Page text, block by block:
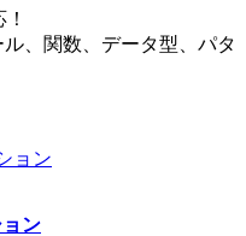
、関数、データ型、パタ
ン